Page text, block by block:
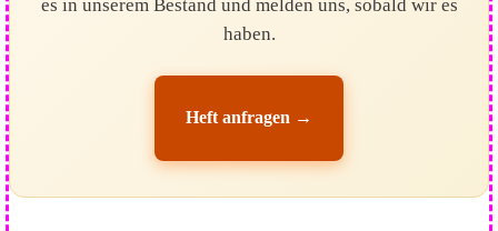
es in unserem Bestand und melden uns, sobald wir es
haben.
Heft anfragen →